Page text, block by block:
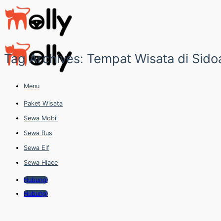
Skip
to
content
Menu
Paket Wisata
Sewa Mobil
Sewa Bus
Sewa Elf
Sewa Hiace
Hubungi
Hubungi
Tag Archives: Tempat Wisata di